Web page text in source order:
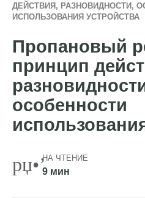
ДЕЙСТВИЯ, РАЗНОВИДНОСТИ,
ИСПОЛЬЗОВАНИЯ УСТРОЙСТВА
Пропановый
принцип
особенности
НА ЧТЕНИЕ
9 мин